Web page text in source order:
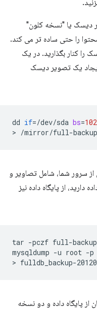
دیسک یا "نسخه کلون"
را حتی ساده تر می کند.
را کنار بگذارید. در یک
یک تصویر دیسک
dd if=/dev/sda bs=
>
سرور شما، شامل تصاویر و
دارید، از پایگاه داده نیز
tar -pczf full-
mysqldump -u root -p
>
از پایگاه داده و دو نسخه